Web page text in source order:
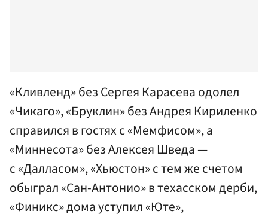
«Кливленд» без Сергея Карасева одолел
«Чикаго», «Бруклин» без Андрея Кириленко
справился в гостях с «Мемфисом», а
«Миннесота» без Алексея Шведа —
с «Далласом», «Хьюстон» с тем же счетом
обыграл «Сан-Антонио» в техасском дерби,
«Финикс» дома уступил «Юте»,